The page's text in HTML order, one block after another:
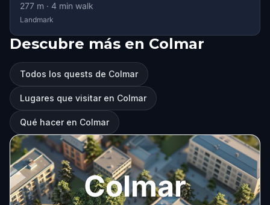
277 m · 4 min walk
Landmark
Descubre más en Colmar
Todos los quests de Colmar
Lugares que visitar en Colmar
Qué hacer en Colmar
Colmar